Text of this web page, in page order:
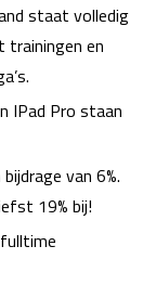
staat volledig
trainingen en
IPad Pro staan
van 6%.
19% bij!